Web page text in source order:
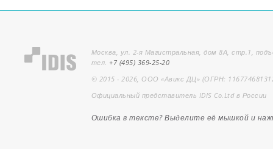
Москва, ул. 2-я Магистральная, дом 8А, стр.1,
тел.+7 (495) 369-25-20
© 2015 - 2026, ООО «Авикс ДЦ» (ОГРН:
Официальный представитель IDIS Co.Ltd в России
Ошибка в тексте? Выделите её мышкой и